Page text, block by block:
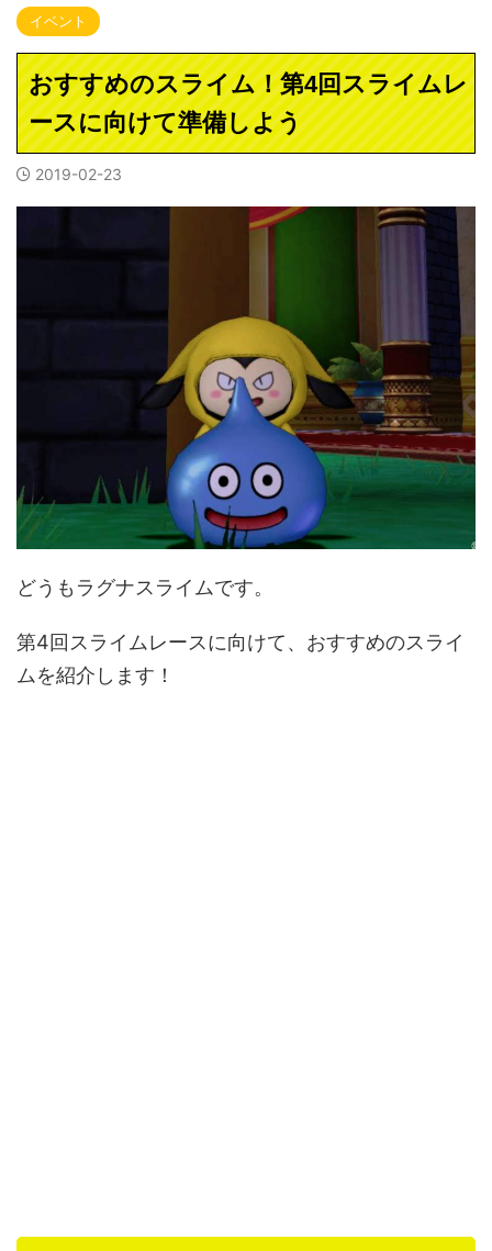
イベント
おすすめのスライム！第4回スライムレ
ースに向けて準備しよう
2019-02-23
どうもラグナスライムです。
第4回スライムレースに向けて、おすすめのスライ
ムを紹介します！